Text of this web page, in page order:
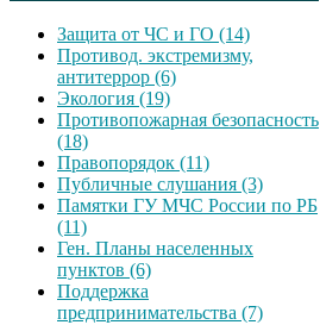
Защита от ЧС и ГО (14)
Противод. экстремизму,
антитеррор (6)
Экология (19)
Противопожарная безопасность
(18)
Правопорядок (11)
Публичные слушания (3)
Памятки ГУ МЧС России по РБ
(11)
Ген. Планы населенных
пунктов (6)
Поддержка
предпринимательства (7)